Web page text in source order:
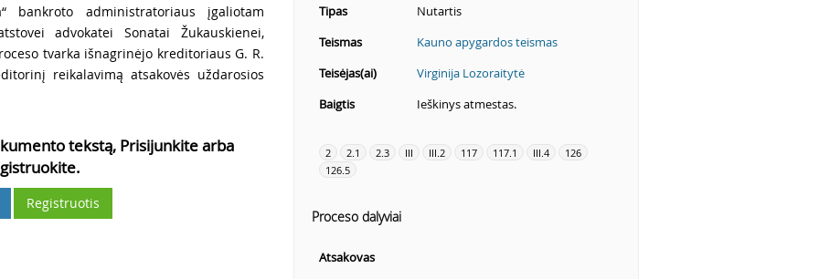
bankroto administratoriaus įgaliotam
advokatei Sonatai Žukauskienei,
tvarka išnagrinėjo kreditoriaus G. R.
reikalavimą atsakovės uždarosios
tekstą, Prisijunkite arba
Registruotis
Tipas
Nutartis
Teismas
Kauno apygardos teismas
Teisėjas(ai)
Virginija Lozoraitytė
Baigtis
Ieškinys atmestas.
2 2.1 2.3 III III.2 117 117.1 III.4
126
126.5
Proceso dalyviai
Atsakovas